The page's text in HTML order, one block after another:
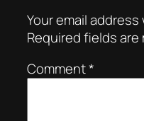
Your email
Required fields are
Comment*